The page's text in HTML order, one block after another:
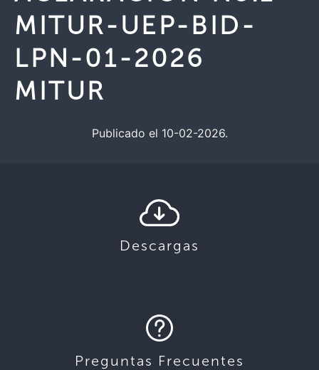
MITUR-UEP-BID-
LPN-01-2026
MITUR
Publicado el 10-02-2026.
Descargas
Preguntas Frecuentes